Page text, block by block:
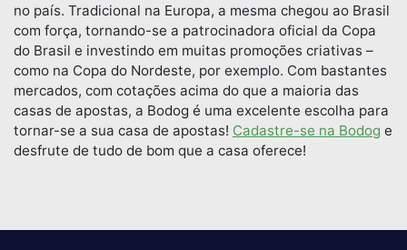
no país. Tradicional na Europa, a mesma chegou ao Brasil
com força, tornando-se a patrocinadora oficial da Copa
do Brasil e investindo em muitas promoções criativas –
como na Copa do Nordeste, por exemplo. Com bastantes
mercados, com cotações acima do que a maioria das
casas de apostas, a Bodog é uma excelente escolha para
tornar-se a sua casa de apostas! Cadastre-se na Bodog e
desfrute de tudo de bom que a casa oferece!